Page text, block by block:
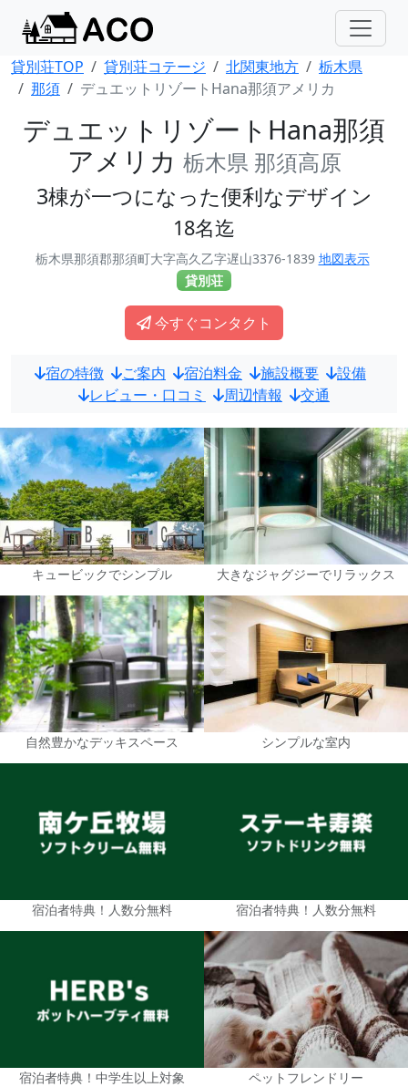
貸別荘TOP 貸別荘コテージ 北関東地方
栃木県
那須
デュエットリゾートHana那須アメリカ
デュエットリゾートHana那須
アメリカ 栃木県 那須高原
3棟が一つになった便利なデザイン
18名迄
栃木県那須郡那須町大字高久乙字遅山3376-1839 地図表示
貸別荘
今すぐコンタクト
宿の特徴 ご案内 宿泊料金 施設概要
設備
レビュー・口コミ
周辺情報 交通
キュービックでシンプル 大きなジャグジーでリラックス
自然豊かなデッキスペース シンプルな室内
宿泊者特典！人数分無料 宿泊者特典！人数分無料
宿泊者特典！中学生以上対象 ペットフレンドリー